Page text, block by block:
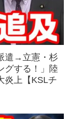
遣→立憲・杉
グする！」陸
炎上【KSLチ